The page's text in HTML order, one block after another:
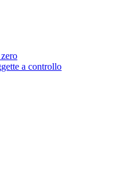
a controllo